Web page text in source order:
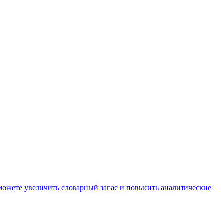
увеличить словарный запас и повысить аналитические